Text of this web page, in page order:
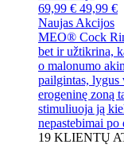
69,99 € 49,99 €
Naujas Akcijos
MEO® Cock
bet ir užtikrina,
o malonumo
pailgintas, lygus
erogeninę zoną
stimuliuoja ją
nepastebimai po
19 KLIENTŲ